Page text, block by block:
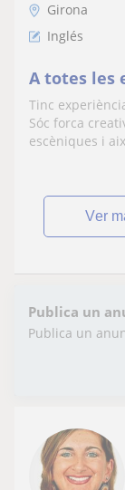
Girona
Inglés
A totes les
Tinc
Sóc forca
escèniques i
ver
Publica un
Publica un